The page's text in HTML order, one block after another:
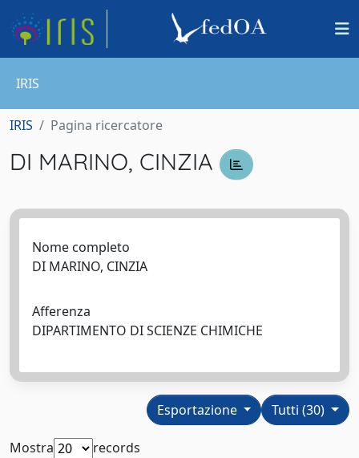
IRIS
IRIS Pagina ricercatore
DI MARINO, CINZIA
Nome completo
DI MARINO, CINZIA
Afferenza
DIPARTIMENTO DI SCIENZE CHIMICHE
Tutti (30)
Esportazione
Mostra
records